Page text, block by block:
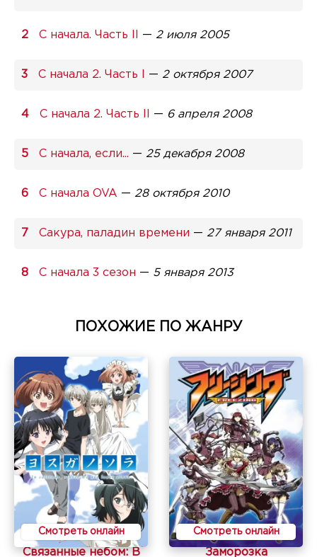
С начала. Часть II — 2 июля 2005
С начала 2. Часть I — 2 октября 2007
С начала 2. Часть II — 6 апреля 2008
С начала, если... — 25 декабря 2008
С начала OVA — 28 октября 2010
Сакура, паладин времени — 27 января 2011
С начала 3 сезон — 5 января 2013
ПОХОЖИЕ ПО ЖАНРУ
Смотреть онлайн
Связанные небом: В
Смотреть онлайн
Заморозка